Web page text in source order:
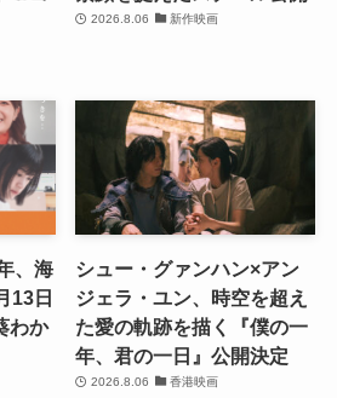
2026.8.06 新作映画
、海
13日
わか
シュー・グァンハン×アン
ジェラ・ユン、時空を超え
た愛の軌跡を描く『僕の一
年、君の一日』公開決定
2026.8.06 香港映画